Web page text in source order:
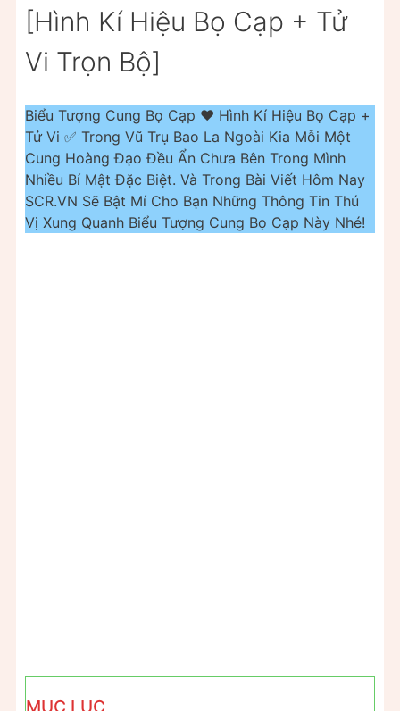
[Hình Kí Hiệu Bọ Cạp + Tử
Vi Trọn Bộ]
Biểu Tượng Cung Bọ Cạp ❤️️ Hình Kí Hiệu Bọ Cạp +
Tử Vi ✅ Trong Vũ Trụ Bao La Ngoài Kia Mỗi Một
Cung Hoàng Đạo Đều Ẩn Chưa Bên Trong Mình
Nhiều Bí Mật Đặc Biệt. Và Trong Bài Viết Hôm Nay
SCR.VN Sẽ Bật Mí Cho Bạn Những Thông Tin Thú
Vị Xung Quanh Biểu Tượng Cung Bọ Cạp Này Nhé!
MỤC LỤC